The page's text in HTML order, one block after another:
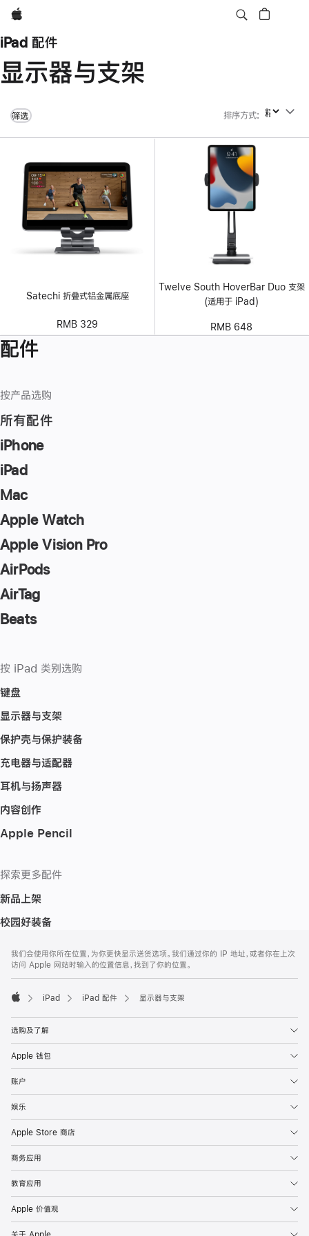
Apple
iPad 配件
显示器与支架
筛选 排序方式: 排序方式
Satechi 折叠式铝金属底座
RMB 329
Twelve South HoverBar Duo 支架
(适用于 iPad)
RMB 648
配件
按产品选购
所有配件
iPhone
iPad
Mac
Apple Watch
Apple Vision Pro
AirPods
AirTag
Beats
按 iPad 类别选购
键盘
显示器与支架
保护壳与保护装备
充电器与适配器
耳机与扬声器
内容创作
Apple Pencil
探索更多配件
新品上架
校园好装备
页
页
脚
注
我们会使用你所在位置，为你更快显示送货选项。我们通过你的 IP 地址，或者你在上次
访问 Apple 网站时输入的位置信息，找到了你的位置。
iPad iPad 配件 显示器与支架
选购及了解
Apple 钱包
账户
娱乐
Apple Store 商店
商务应用
教育应用
Apple 价值观